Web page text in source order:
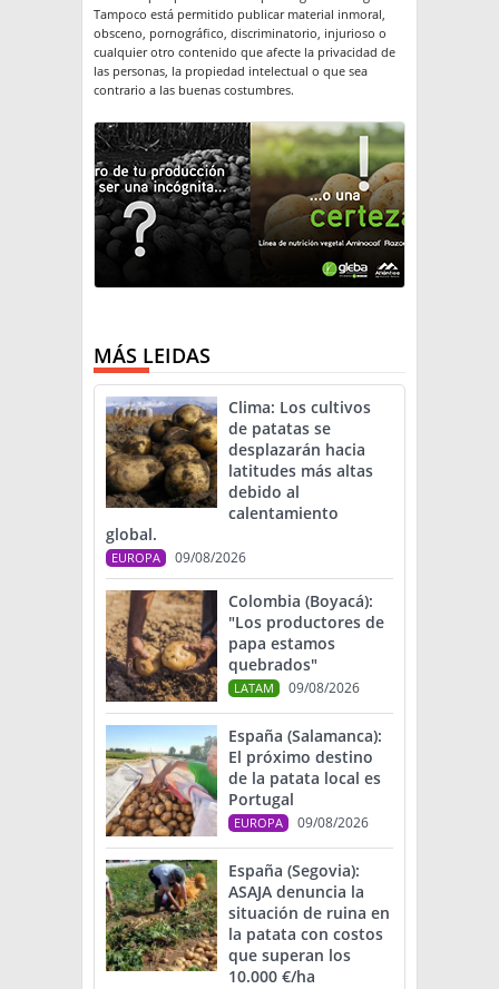
Tampoco está permitido publicar material inmoral,
obsceno, pornográfico, discriminatorio, injurioso o
cualquier otro contenido que afecte la privacidad de
las personas, la propiedad intelectual o que sea
contrario a las buenas costumbres.
MÁS LEIDAS
Clima: Los cultivos
de patatas se
desplazarán hacia
latitudes más altas
debido al
calentamiento
global.
EUROPA 09/08/2026
Colombia (Boyacá):
"Los productores de
papa estamos
quebrados"
LATAM 09/08/2026
España (Salamanca):
El próximo destino
de la patata local es
Portugal
EUROPA 09/08/2026
España (Segovia):
ASAJA denuncia la
situación de ruina en
la patata con costos
que superan los
10.000 €/ha